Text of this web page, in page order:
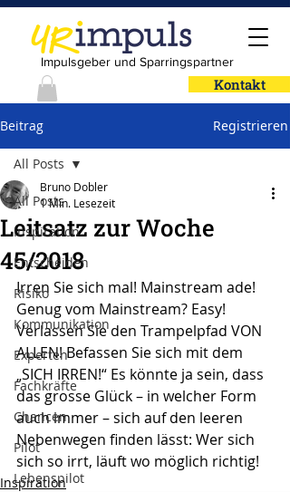
Impulsgeber und Sparringspartner
Kontakt
Beitrag Registrieren
All Posts
Inspiration
Entscheiden
Risiko
Kommunikation
Experten
Fachkräfte
Chancen
Pilot
Lebenspilot
All Posts
Leitsatz zur Woche
45/2018
Bruno Dobler
1 Min. Lesezeit
Irren Sie sich mal! Mainstream ade!
Genug vom Mainstream? Easy!
Verlassen Sie den Trampelpfad VON
ALLEN! Befassen Sie sich mit dem
„SICH IRREN!“ Es könnte ja sein, dass
das grosse Glück – in welcher Form
auch immer – sich auf den leeren
Nebenwegen finden lässt: Wer sich
sich so irrt, läuft wo möglich richtig!
Inspiration